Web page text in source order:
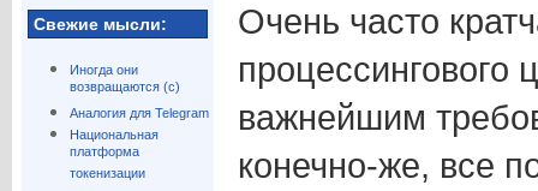
Свежие мысли:
Иногда они
возвращаются (с)
Аналогия для Telegram
Национальная
платформа
токенизации
Очень часто
процессингового
важнейшим
конечно-же, все